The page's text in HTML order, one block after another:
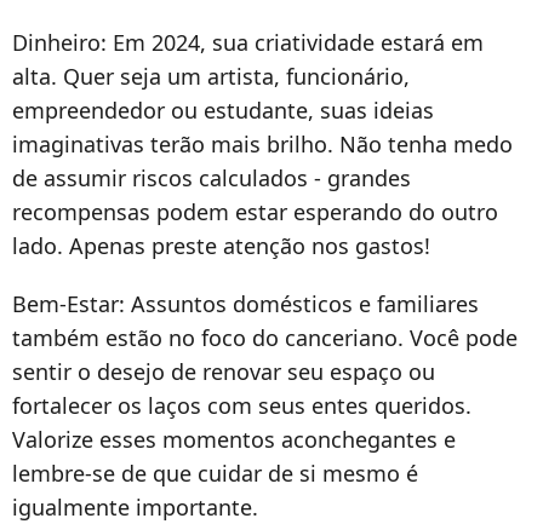
Dinheiro: Em 2024, sua criatividade estará em
alta. Quer seja um artista, funcionário,
empreendedor ou estudante, suas ideias
imaginativas terão mais brilho. Não tenha medo
de assumir riscos calculados - grandes
recompensas podem estar esperando do outro
lado. Apenas preste atenção nos gastos!
Bem-Estar: Assuntos domésticos e familiares
também estão no foco do canceriano. Você pode
sentir o desejo de renovar seu espaço ou
fortalecer os laços com seus entes queridos.
Valorize esses momentos aconchegantes e
lembre-se de que cuidar de si mesmo é
igualmente importante.